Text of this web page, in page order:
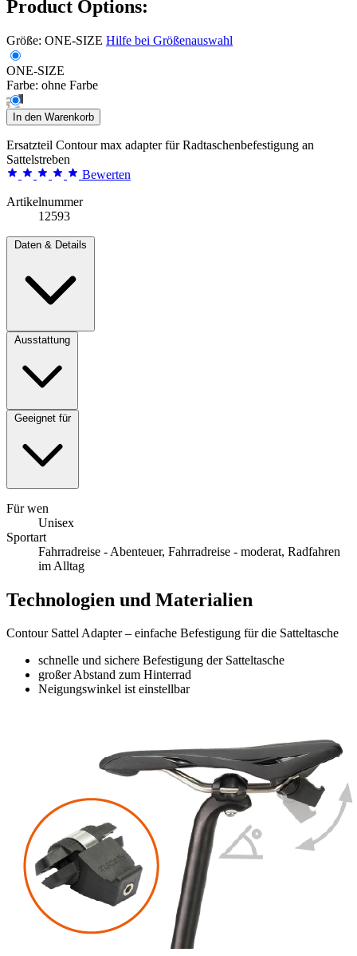
Product Options:
Größe: ONE-SIZE Hilfe bei Größenauswahl
ONE-SIZE
Farbe: ohne Farbe
In den Warenkorb
Ersatzteil Contour max adapter für Radtaschenbefestigung an
Sattelstreben
Bewerten
Artikelnummer
12593
Daten & Details
Ausstattung
Geeignet für
Für wen
Unisex
Sportart
Fahrradreise - Abenteuer, Fahrradreise - moderat, Radfahren
im Alltag
Technologien und Materialien
Contour Sattel Adapter – einfache Befestigung für die Satteltasche
schnelle und sichere Befestigung der Satteltasche
großer Abstand zum Hinterrad
Neigungswinkel ist einstellbar